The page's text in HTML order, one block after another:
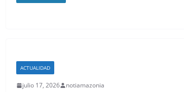
ACTUALIDAD
julio 17, 2026 notiamazonia